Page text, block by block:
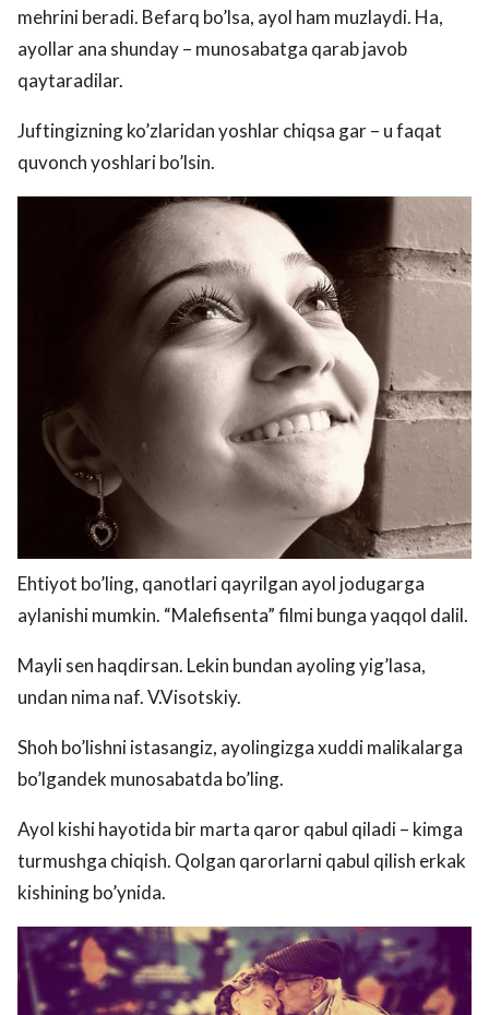
mehrini beradi. Befarq bo’lsa, ayol ham muzlaydi. Ha,
ayollar ana shunday – munosabatga qarab javob
qaytaradilar.
Juftingizning ko’zlaridan yoshlar chiqsa gar – u faqat
quvonch yoshlari bo’lsin.
Ehtiyot bo’ling, qanotlari qayrilgan ayol jodugarga
aylanishi mumkin. “Malefisenta” filmi bunga yaqqol dalil.
Mayli sen haqdirsan. Lekin bundan ayoling yig’lasa,
undan nima naf. V.Visotskiy.
Shoh bo’lishni istasangiz, ayolingizga xuddi malikalarga
bo’lgandek munosabatda bo’ling.
Ayol kishi hayotida bir marta qaror qabul qiladi – kimga
turmushga chiqish. Qolgan qarorlarni qabul qilish erkak
kishining bo’ynida.